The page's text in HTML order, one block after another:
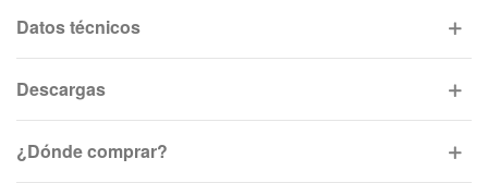
Datos técnicos
Descargas
¿Dónde comprar?